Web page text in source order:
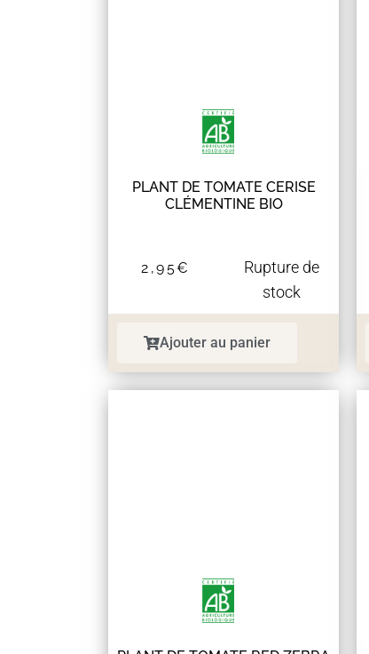
PLANT DE TOMATE CERISE
CLÉMENTINE BIO
2,95€
Rupture de
stock
Ajouter au panier